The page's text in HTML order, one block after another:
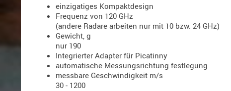
einzigatiges Kompaktdesign
Frequenz von 120 GHz
(andere Radare arbeiten nur mit 10 bzw. 24 GHz)
Gewicht, g
nur 190
Integrierter Adapter für Picatinny
automatische Messungsrichtung festlegung
messbare Geschwindigkeit m/s
30 - 1200